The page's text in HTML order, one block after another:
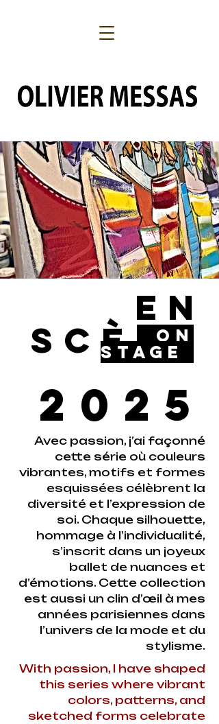
EN
SCÈNE
2025
ON
STAGE
Avec passion, j’ai façonné
cette série où couleurs
vibrantes, motifs et formes
esquissées célèbrent la
diversité et l’expression de
soi. Chaque silhouette,
hommage à l’individualité,
s’inscrit dans un joyeux
ballet de nuances et
d’émotions. Cette collection
est aussi un clin d’œil à mes
années parisiennes dans
l’univers de la mode et du
stylisme.
With passion, I have shaped
this series where vibrant
colors, patterns, and
sketched forms celebrate